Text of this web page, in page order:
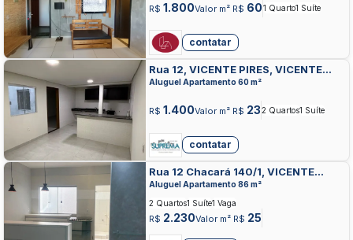
R$ 1.800Valor m² R$ 601 Quarto1 Suíte
contatar
Rua 12, VICENTE PIRES, VICENTE
PIRES
Aluguel Apartamento 60 m²
R$ 1.400Valor m² R$ 232 Quartos1 Suíte
contatar
Rua 12 Chacará 140/1, VICENTE
PIRES, VICENTE PIRES
Aluguel Apartamento 86 m²
R$ 2.230Valor m² R$ 25
2 Quartos1 Suíte1 Vaga